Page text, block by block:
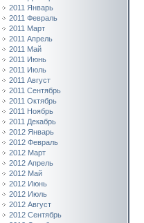
2011 Январь
2011 Февраль
2011 Март
2011 Апрель
2011 Май
2011 Июнь
2011 Июль
2011 Август
2011 Сентябрь
2011 Октябрь
2011 Ноябрь
2011 Декабрь
2012 Январь
2012 Февраль
2012 Март
2012 Апрель
2012 Май
2012 Июнь
2012 Июль
2012 Август
2012 Сентябрь